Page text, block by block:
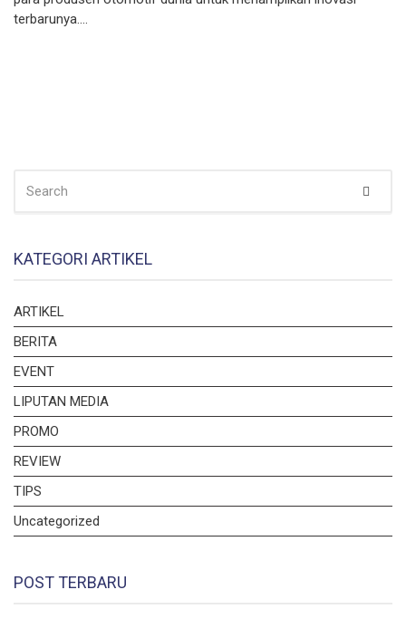
terbarunya….
FOR:
KATEGORI ARTIKEL
ARTIKEL
BERITA
EVENT
LIPUTAN MEDIA
PROMO
REVIEW
TIPS
Uncategorized
POST TERBARU